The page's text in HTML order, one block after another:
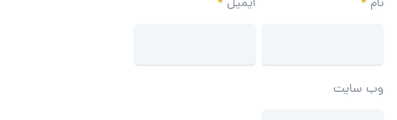
نام* ایمیل*
وب‌ سایت